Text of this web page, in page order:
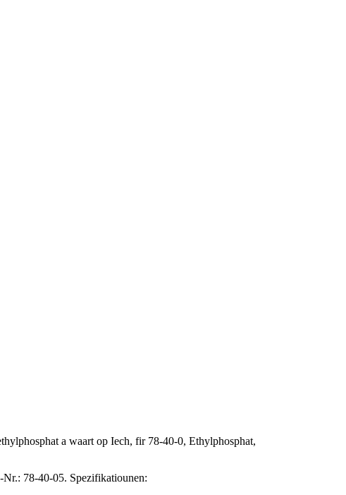
a waart op Iech, fir 78-40-0, Ethylphosphat,
78-40-05. Spezifikatiounen: